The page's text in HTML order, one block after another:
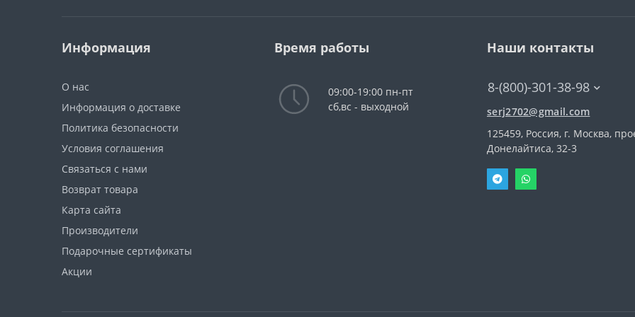
Однозаходная «О»-образная
Серия 122: Твердосплавные
двухзаходные фрезы KARCAN
Серия 13000: Спиральные
"О"-образные фрезы с
(твердосплавные)
TCT:Твердосплавные
двухзаходные спиральные
Информация
О нас
Информация о доставке
Политика безопасности
Условия соглашения
Связаться с нами
Возврат товара
Карта сайта
Производители
Подарочные сертификаты
Акции
Время работы
09:00-19:00 пн-пт
сб,вс - выходной
Наши контакты
8-(800)-301-38-98
serj2702@gmail.com
125459, Россия, г. Москва,
Донелайтиса, 32-3